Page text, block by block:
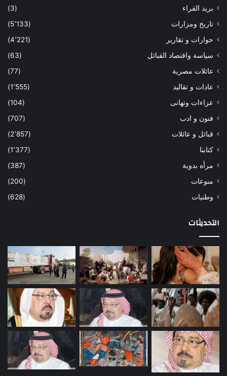
بريد القراء
(3)
تاريخ ومزارات
(5٬133)
حوارات و تقارير
(4٬221)
سياسة واقتصاد القبائل
(63)
عائلات مصرية
(77)
عادات و تقاليد
(1٬555)
عزاءات وتهانى
(104)
فنون و ادب
(707)
قبائل و عائلات
(2٬857)
كتابنا
(1٬377)
مرأه بدوية
(387)
منوعات
(200)
وطنيات
(628)
التحديثات